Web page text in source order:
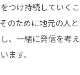
つけ持続していく
のために地元の人
、一緒に発信を考
ます。